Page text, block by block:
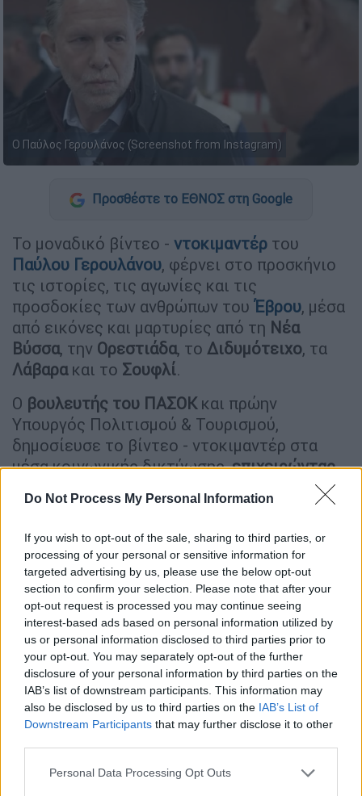
Do Not Process My Personal Information
If you wish to opt-out of the sale, sharing to third parties, or
processing of your personal or sensitive information for
targeted advertising by us, please use the below opt-out
section to confirm your selection. Please note that after your
opt-out request is processed you may continue seeing
interest-based ads based on personal information utilized by
us or personal information disclosed to third parties prior to
your opt-out. You may separately opt-out of the further
disclosure of your personal information by third parties on the
IAB’s list of downstream participants. This information may
also be disclosed by us to third parties on the IAB’s List of
Downstream Participants that may further disclose it to other
Please note that this website/app uses one or more Google
Personal Data Processing Opt Outs
Ο Παύλος Γερουλάνος (Screenshot from Instagram)
Προσθέστε το ΕΘΝΟΣ στη Google
Το μοναδικό βίντεο - ντοκιμαντέρ του
Παύλου Γερουλάνου, φέρνει στο προσκήνιο
τις ιστορίες, τις αγωνίες και τις
προσδοκίες των ανθρώπων του Έβρου, μέσα
από εικόνες και μαρτυρίες από τη Νέα
Βύσσα, την Ορεστιάδα, το Διδυμότειχο, τα
Λάβαρακαι το Σουφλί.
Ο βουλευτής του ΠΑΣΟΚ και πρώην
Υπουργός Πολιτισμού & Τουρισμού,
δημοσίευσε το βίντεο - ντοκιμαντέρ στα
μέσα κοινωνικής δικτύωσης,επιχειρώντας
να ανοίξει ξανά τη συζήτηση για το μέλλον
της ακριτικής Ελλάδας και το πώς μπορούν
οι τοπικές κοινωνίες να αποκτήσουν ξανά
προοπτική και δυναμική τα επόμενα χρόνια.
Δείτε αυτή τη δημοσίευση στο Instagram.
Η δημοσίευση κοινοποιήθηκε από το χρήστη
Παυ?λος Γερουλα?νος (@pavlosyeroulanos)
ΔΙΑΒΑΣΤΕ ΕΠΙΣΗΣ
Ελλάδα|18.05.2026 15:44
ΚΥΣΕΑ: Επιστρέφουν στις βάσεις
τους οι Patriot από Κάρπαθο και